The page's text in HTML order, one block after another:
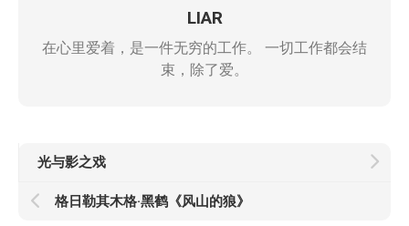
LIAR
在心里爱着，是一件无穷的工作。 一切工作都会结
束，除了爱。
光与影之戏
格日勒其木格·黑鹤《风山的狼》